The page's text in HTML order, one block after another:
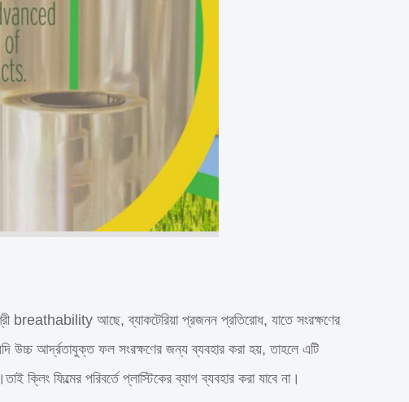
breathability আছে, ব্যাকটেরিয়া প্রজনন প্রতিরোধ, যাতে সংরক্ষণের
উচ্চ আর্দ্রতাযুক্ত ফল সংরক্ষণের জন্য ব্যবহার করা হয়, তাহলে এটি
ক্লিং ফিল্মের পরিবর্তে প্লাস্টিকের ব্যাগ ব্যবহার করা যাবে না।